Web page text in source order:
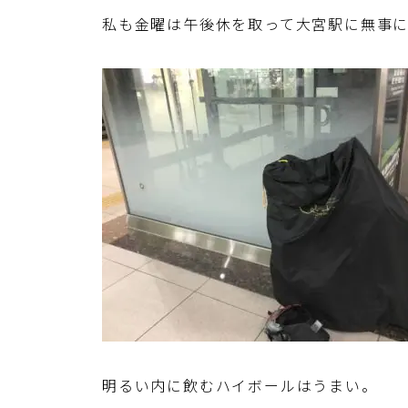
私も金曜は午後休を取って大宮駅に無事
明るい内に飲むハイボールはうまい。